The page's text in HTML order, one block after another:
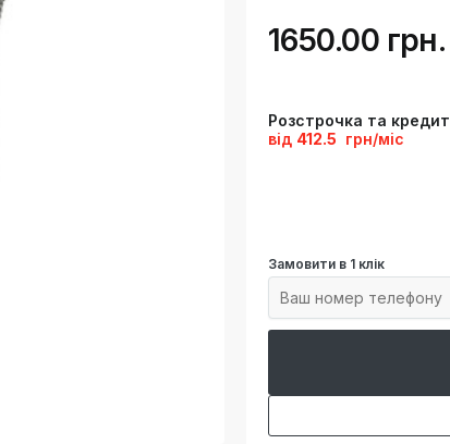
1650.00 грн.
Розстрочка та кредит
від 412.5 грн/міс
Замовити в 1 клік